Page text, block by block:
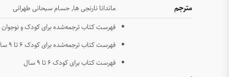
مترجم ماندانا نارنجی ها,حسام سبحانی طهرانی
فهرست کتاب ترجمه‌شده برای کودک و نوجوان
فهرست کتاب ترجمه‌شده برای کودک ۶ تا ۹ سال
فهرست کتاب برای کودک ۶ تا ۹ سال